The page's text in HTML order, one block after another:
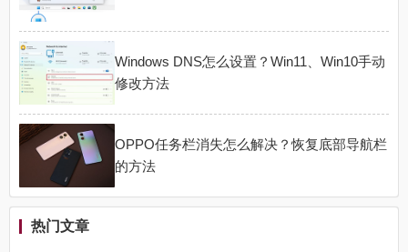
Windows DNS怎么设置？Win11、Win10手动
修改方法
OPPO任务栏消失怎么解决？恢复底部导航栏
的方法
热门文章